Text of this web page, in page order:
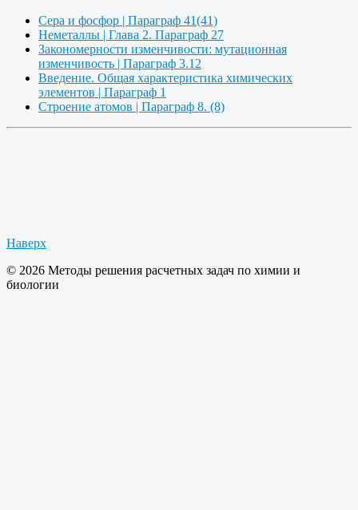
Сера и фосфор | Параграф 41(41)
Неметаллы | Глава 2. Параграф 27
Закономерности изменчивости: мутационная
изменчивость | Параграф 3.12
Введение. Общая характеристика химических
элементов | Параграф 1
Строение атомов | Параграф 8. (8)
Наверх
© 2026 Методы решения расчетных задач по химии и
биологии